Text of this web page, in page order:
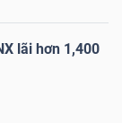
lãi hơn 1,400